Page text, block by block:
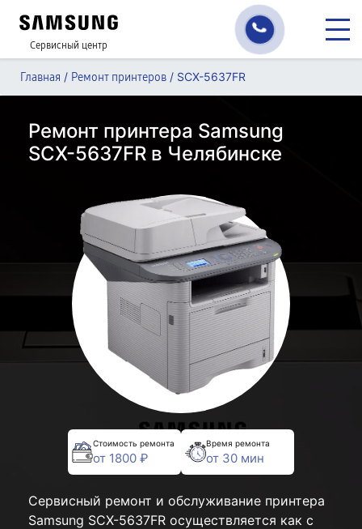
Сервисный центр
Главная / Ремонт принтеров / SCX-5637FR
Ремонт принтера Samsung
SCX-5637FR в Челябинске
Стоимость ремонта
от 1800 ₽
Время ремонта
от 30 мин
Сервисный ремонт и обслуживание принтера
Samsung SCX-5637FR осуществляется как с